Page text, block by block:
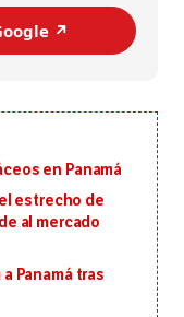
↗️
en Panamá
estrecho de
al mercado
Panamá tras